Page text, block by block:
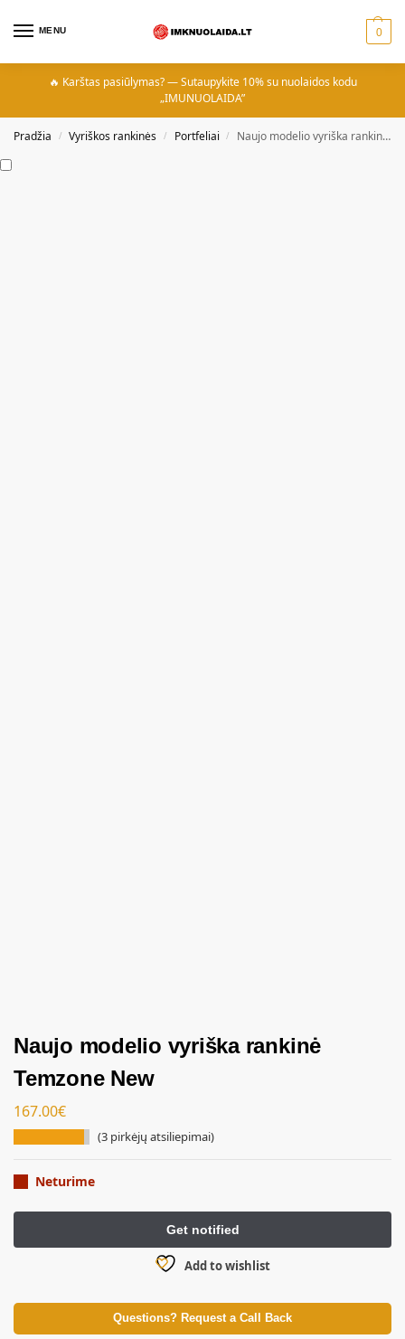
MENU 0
🔥 Karštas pasiūlymas? — Sutaupykite 10% su nuolaidos kodu
„IMUNUOLAIDA”
Pradžia / Vyriškos rankinės / Portfeliai / Naujo modelio vyriška rankinė Temzone New
Naujo modelio vyriška rankinė
Temzone New
167.00€
(3 pirkėjų atsiliepimai)
Neturime
Add to wishlist
Questions? Request a Call Back